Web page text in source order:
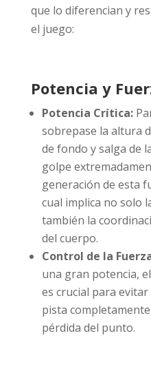
que lo diferencian y
el juego:
Potencia y
Potencia Crítica:
sobrepase la altura
de fondo y salga de
golpe
generación de esta
cual implica no solo
también la
del cuerpo.
Control de la
una gran potencia,
es crucial para
pista
pérdida del punto.